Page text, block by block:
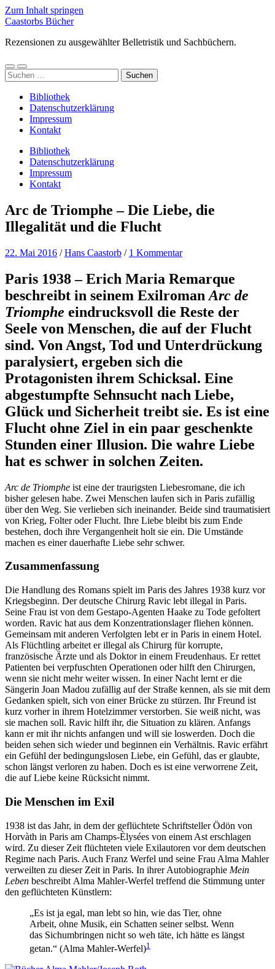
Zum Inhalt springen
Caastorbs Bücher
Rezensionen zu ausgewählter Belletristik und Sachbüchern.
Mobile-
Menü
Suchfeld
ein-/ausblenden
Suchen
nach:
Bibliothek
Datenschutzerklärung
Impressum
Kontakt
Bibliothek
Datenschutzerklärung
Impressum
Kontakt
Arc de Triomphe – Die Liebe, die
Illegalität und die Flucht
22. Mai 2016 /Hans Caastorb / 1 Kommentar
Paris 1938 – Erich Maria Remarque
beschreibt in seinem Exilroman Arc de
Triomphe eindrucksvoll die Reste der
Seele von Menschen, die auf der Flucht
sind. Von Angst, Tod und Unterdrückung
paralysiert, ergeben sich die
Protagonisten ihrem Schicksal. Eine
abgestumpfte Sehnsucht nach Liebe,
Glück und Sicherheit treibt sie. Es ist eine
Flucht ohne Ziel in ein paar geschenkte
Stunden einer Illusion. Die wahre Liebe
hat es schwer in solchen Zeiten.
Arc de Triomphe ist eine der traurigsten Liebesromane, die ich
bisher gelesen habe. Zwei Menschen laufen sich in Paris zufällig
über den Weg. Sie verlieben sich ineinander. Beide sind traumatisiert
von Krieg, Folter oder Flucht. Ihre Liebe bleibt bis zum Ende
bestehen, doch ihre Vergangenheit holt sie ein. Die Umstände
machen es einer dauerhafte Liebe sehr schwer.
Zusammenfassung
Die Handlung des Romans spielt im Paris des Jahres 1938 kurz vor
Kriegsbeginn. Der deutsche Chirurg Ravic lebt illegal in Paris.
Seine Frau ist von dem Gestapo-Agenten Haake zu Tode gefoltert
worden. Ravic hat aus dem Konzentrationslager fliehen können.
Gemeinsam mit anderen Verfolgten lebt er in Paris in einem Hotel.
Als Flüchtling arbeitet er illegal als Chirurg für korrupte,
französische Ärzte und als Doktor in einem Freudenhaus. Er rettet
Patienten bei verpfuschten Operationen oder hilft den Chirurgen,
wenn sie nicht mehr weiter wissen. In einer Nacht lernt er die
Sängerin Joan Madou zufällig auf der Straße kennen, als sie mit dem
Gedanken spielt, sich von einer Brücke zu stürzen. Ihr Freund ist
kurz vorher in ihrem Hotelzimmer verstorben. Sie weiß nicht, was
sie machen soll. Ravic hilft ihr, die Situation zu klären. Anfangs
kann er mit ihr nichts anfangen und will sie loswerden. Doch die
beiden sehen sich wieder und beginnen ein Verhältnis. Ravic erfährt
ein Gefühl der bedingungslosen Liebe, ein Gefühl, das er glaubte,
schon längst verloren zu haben. Doch es ist eine verworrene Zeit,
die auf Liebe keine Rücksicht nimmt.
Die Menschen im Exil
1938 ist das Jahr, in dem der geflüchtete Schriftsteller Ödön von
Horvàth in Paris am Champs-Èlysées von einem Ast erschlagen
wird. Zu dieser Zeit flüchteten viele Exilautoren vor dem deutschen
Regime nach Paris. Auch Franz Werfel und seine Frau Alma Mahler
verweilten zu dieser Zeit in Paris. In ihrer Autobiographie Mein
Leben beschreibt Alma Mahler-Werfel treffend die Stimmung unter
den geflüchteten Künstlern:
„Es ist ja egal, man lebt so hin, wie das Tier, ohne
Arbeit, ohne Musik, ein Schatten seiner selbst. Wenn
das Sichumbringen nicht so weh täte, ich hätte es längst
getan.“ (Alma Mahler-Werfel)1